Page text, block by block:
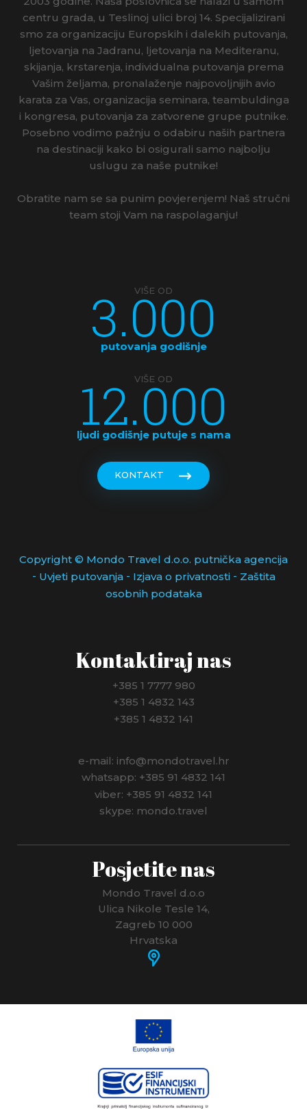
centru grada, u Teslinoj ulici broj 14. Specijalizirani
smo za organizaciju Europskih i dalekih putovanja,
ljetovanja na Jadranu, ljetovanja na Mediteranu,
skijanja, krstarenja, individualna putovanja prema
Vašim željama, pronalaženje najpovoljnijih avio
karata za Vas, organizacija seminara, teambuldinga
i kongresa, putovanja za zatvorene grupe putnike.
Posebno vodimo pažnju o odabiru naših partnera
na destinaciji kako bi osigurali samo najbolju
uslugu za naše putnike!
Obratite nam se sa punim povjerenjem! Naš stručni
team stoji Vam na raspolaganju!
VIŠE OD
3.000
putovanja godišnje
VIŠE OD
12.000
ljudi godišnje putuje s nama
KONTAKT
Copyright © Mondo Travel d.o.o. putnička agencija
- Uvjeti putovanja- Izjava o privatnosti- Zaštita
osobnih podataka
Kontaktiraj nas
+385 1 7777 980
+385 1 4832 143
+385 1 4832 141
e-mail: info@mondotravel.hr
whatsapp: +385 91 4832 141
viber: +385 91 4832 141
skype: mondo.travel
Posjetite nas
Mondo Travel d.o.o
Ulica Nikole Tesle 14,
Zagreb 10 000
Hrvatska